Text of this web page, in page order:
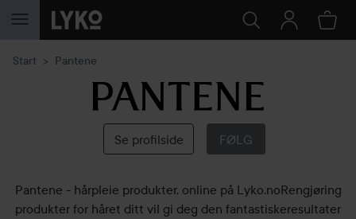
GÅ TIL INNHOLD
Start Pantene
Pantene
Se profilside FØLG
Pantene - hårpleie produkter. online på Lyko.noRengjøring
produkter for håret ditt vil gi deg den fantastiskeresultater